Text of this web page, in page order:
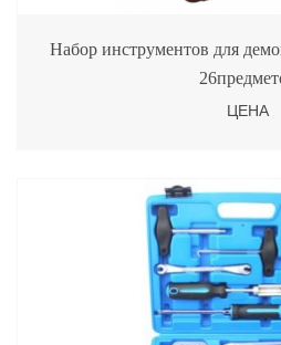
Набор инструментов для
ЦЕНА